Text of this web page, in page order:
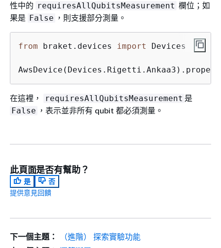
性中的 requiresAllQubitsMeasurement 欄位；如
果是 False ，則支援部分測量。
from braket.devices import Devices
在這裡， requiresAllQubitsMeasurement 是
False ，表示並非所有 qubit 都必須測量。
此頁面是否有幫助？
是
否
提供意見回饋
下一個主題：
（進階） 探索實驗功能